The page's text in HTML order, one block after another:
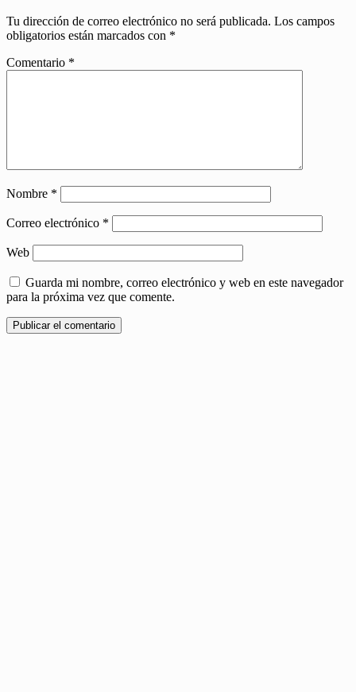
Tu dirección de correo electrónico no será publicada. Los campos
obligatorios están marcados con *
Comentario *
Nombre *
Correo electrónico *
Web
Guarda mi nombre, correo electrónico y web en este navegador
para la próxima vez que comente.